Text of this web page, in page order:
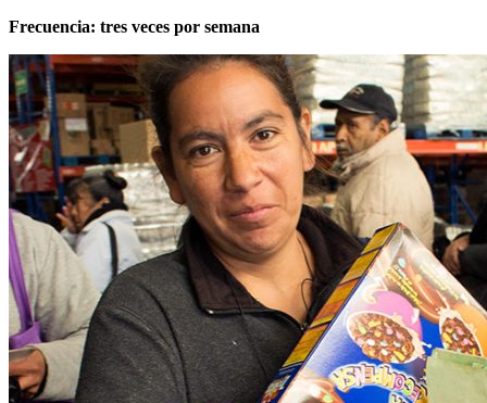
Frecuencia: tres veces por semana